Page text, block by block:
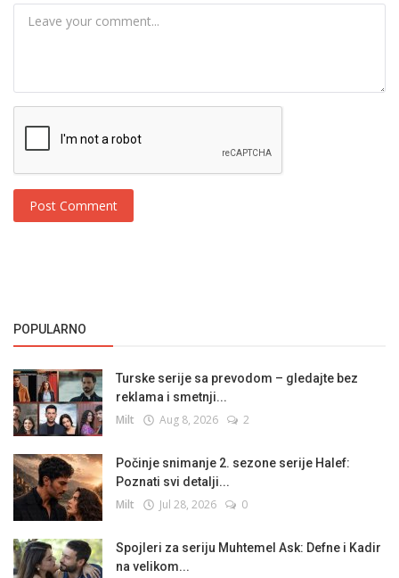
Post Comment
POPULARNO
Turske serije sa prevodom – gledajte bez
reklama i smetnji...
Milt Aug 8, 2026 2
Počinje snimanje 2. sezone serije Halef:
Poznati svi detalji...
Milt Jul 28, 2026 0
Spojleri za seriju Muhtemel Ask: Defne i Kadir
na velikom...